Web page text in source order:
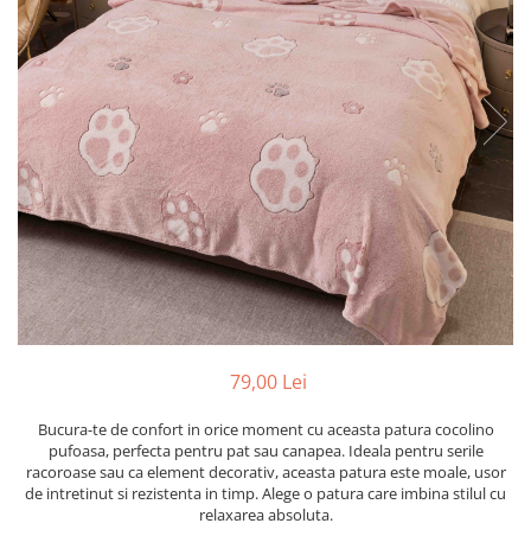
Cearceaf cu elastic
Cearceaf normal
Lenjerii De Pat Creponate
Lenjerii De Pat Bumbac Poplin 2
Persoane
Lenjerii De Pat Bumbac Poplin,
Matlasate, 2 Persoane
Lenjerii De Pat Bumbac Satinat 2
Persoane
Lenjerii De Pat Volanase
Lenjerii De Pat, Finet Premium 3D,
2 Persoane
Lenjerii De Pat Catifea
Lenjerii De Pat Cocolino
Set Lenjerie De Pat Blana
Artificiala De Iepure, 6 Piese, 2
79,00 Lei
Bucura-te de confort in orice moment cu aceasta patura cocolino
pufoasa, perfecta pentru pat sau canapea. Ideala pentru serile
racoroase sau ca element decorativ, aceasta patura este moale, usor
de intretinut si rezistenta in timp. Alege o patura care imbina stilul cu
relaxarea absoluta.